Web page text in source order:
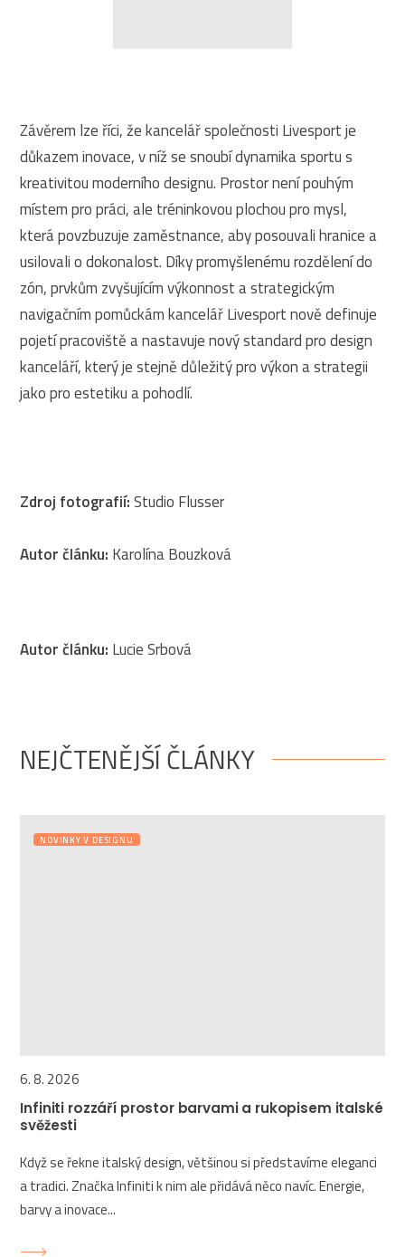
Závěrem lze říci, že kancelář společnosti Livesport je
důkazem inovace, v níž se snoubí dynamika sportu s
kreativitou moderního designu. Prostor není pouhým
místem pro práci, ale tréninkovou plochou pro mysl,
která povzbuzuje zaměstnance, aby posouvali hranice a
usilovali o dokonalost. Díky promyšlenému rozdělení do
zón, prvkům zvyšujícím výkonnost a strategickým
navigačním pomůckám kancelář Livesport nově definuje
pojetí pracoviště a nastavuje nový standard pro design
kanceláří, který je stejně důležitý pro výkon a strategii
jako pro estetiku a pohodlí.
Zdroj fotografií:Studio Flusser
Autor článku: Karolína Bouzková
Autor článku: Lucie Srbová
NEJČTENĚJŠÍ ČLÁNKY
NOVINKY V DESIGNU
6. 8. 2026
Infiniti rozzáří prostor barvami a rukopisem italské
svěžesti
Když se řekne italský design, většinou si představíme eleganci
a tradici. Značka Infiniti k nim ale přidává něco navíc. Energie,
barvy a inovace...